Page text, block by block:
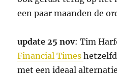
een paar maanden de
update 25 nov: Tim
Financial Times
met een ideaal